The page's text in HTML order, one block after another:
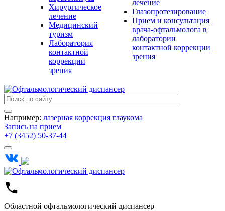
Хирургическое
лечение
Медицинский
туризм
Лаборатория
контактной
коррекции
зрения
лечение
Глазопротезирование
Прием и консультация
врача-офтальмолога в
лаборатории
контактной коррекции
зрения
Например: лазерная коррекция глаукома
Запись на прием
+7 (3452) 50-37-44
Областной офтальмологический диспансер